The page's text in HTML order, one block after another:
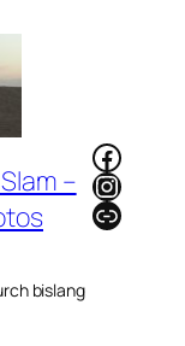
–
bislang
Link